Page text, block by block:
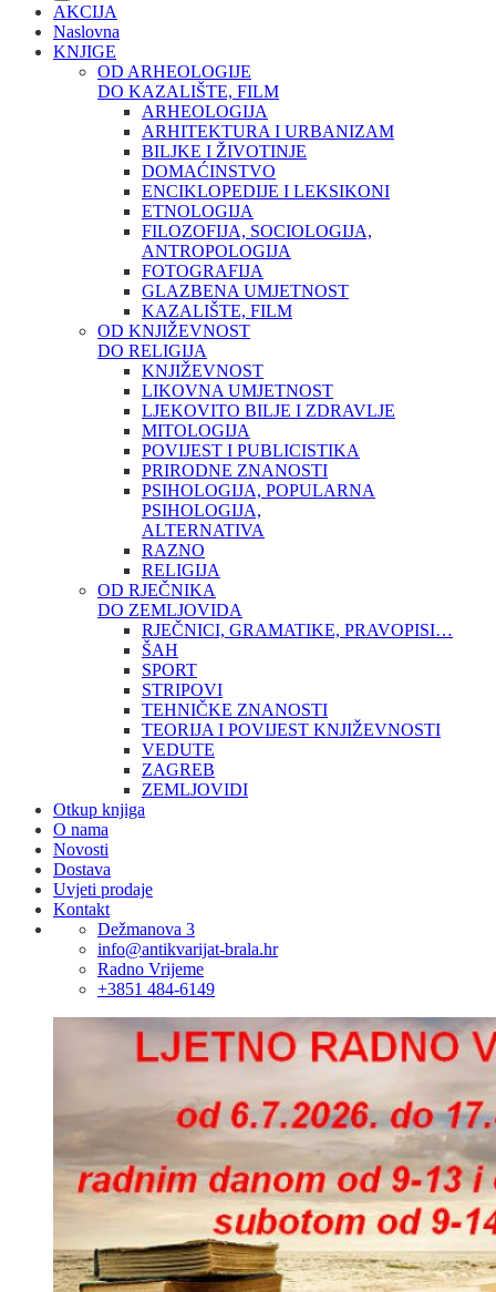
AKCIJA
Naslovna
KNJIGE
OD ARHEOLOGIJE
DO KAZALIŠTE, FILM
ARHEOLOGIJA
ARHITEKTURA I URBANIZAM
BILJKE I ŽIVOTINJE
DOMAĆINSTVO
ENCIKLOPEDIJE I LEKSIKONI
ETNOLOGIJA
FILOZOFIJA, SOCIOLOGIJA,
ANTROPOLOGIJA
FOTOGRAFIJA
GLAZBENA UMJETNOST
KAZALIŠTE, FILM
OD KNJIŽEVNOST
DO RELIGIJA
KNJIŽEVNOST
LIKOVNA UMJETNOST
LJEKOVITO BILJE I ZDRAVLJE
MITOLOGIJA
POVIJEST I PUBLICISTIKA
PRIRODNE ZNANOSTI
PSIHOLOGIJA, POPULARNA
PSIHOLOGIJA,
ALTERNATIVA
RAZNO
RELIGIJA
OD RJEČNIKA
DO ZEMLJOVIDA
RJEČNICI, GRAMATIKE, PRAVOPISI…
ŠAH
SPORT
STRIPOVI
TEHNIČKE ZNANOSTI
TEORIJA I POVIJEST KNJIŽEVNOSTI
VEDUTE
ZAGREB
ZEMLJOVIDI
Otkup knjiga
O nama
Novosti
Dostava
Uvjeti prodaje
Kontakt
Dežmanova 3
info@antikvarijat-brala.hr
Radno Vrijeme
+3851 484-6149